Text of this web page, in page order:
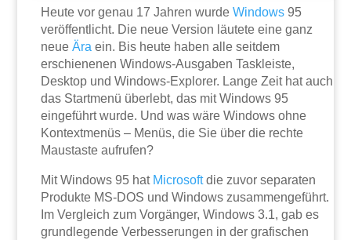
Heute vor genau 17 Jahren wurdeWindows 95
veröffentlicht. Die neue Version läutete eine ganz
neueÄra ein. Bis heute haben alle seitdem
erschienenen Windows-Ausgaben Taskleiste,
Desktop und Windows-Explorer. Lange Zeit hat auch
das Startmenü überlebt, das mit Windows 95
eingeführt wurde. Und was wäre Windows ohne
Kontextmenüs – Menüs, die Sie über die rechte
Maustaste aufrufen?
Mit Windows 95 hat Microsoftdie zuvor separaten
Produkte MS-DOS und Windows zusammengeführt.
Im Vergleich zum Vorgänger, Windows 3.1, gab es
grundlegende Verbesserungen in der grafischen